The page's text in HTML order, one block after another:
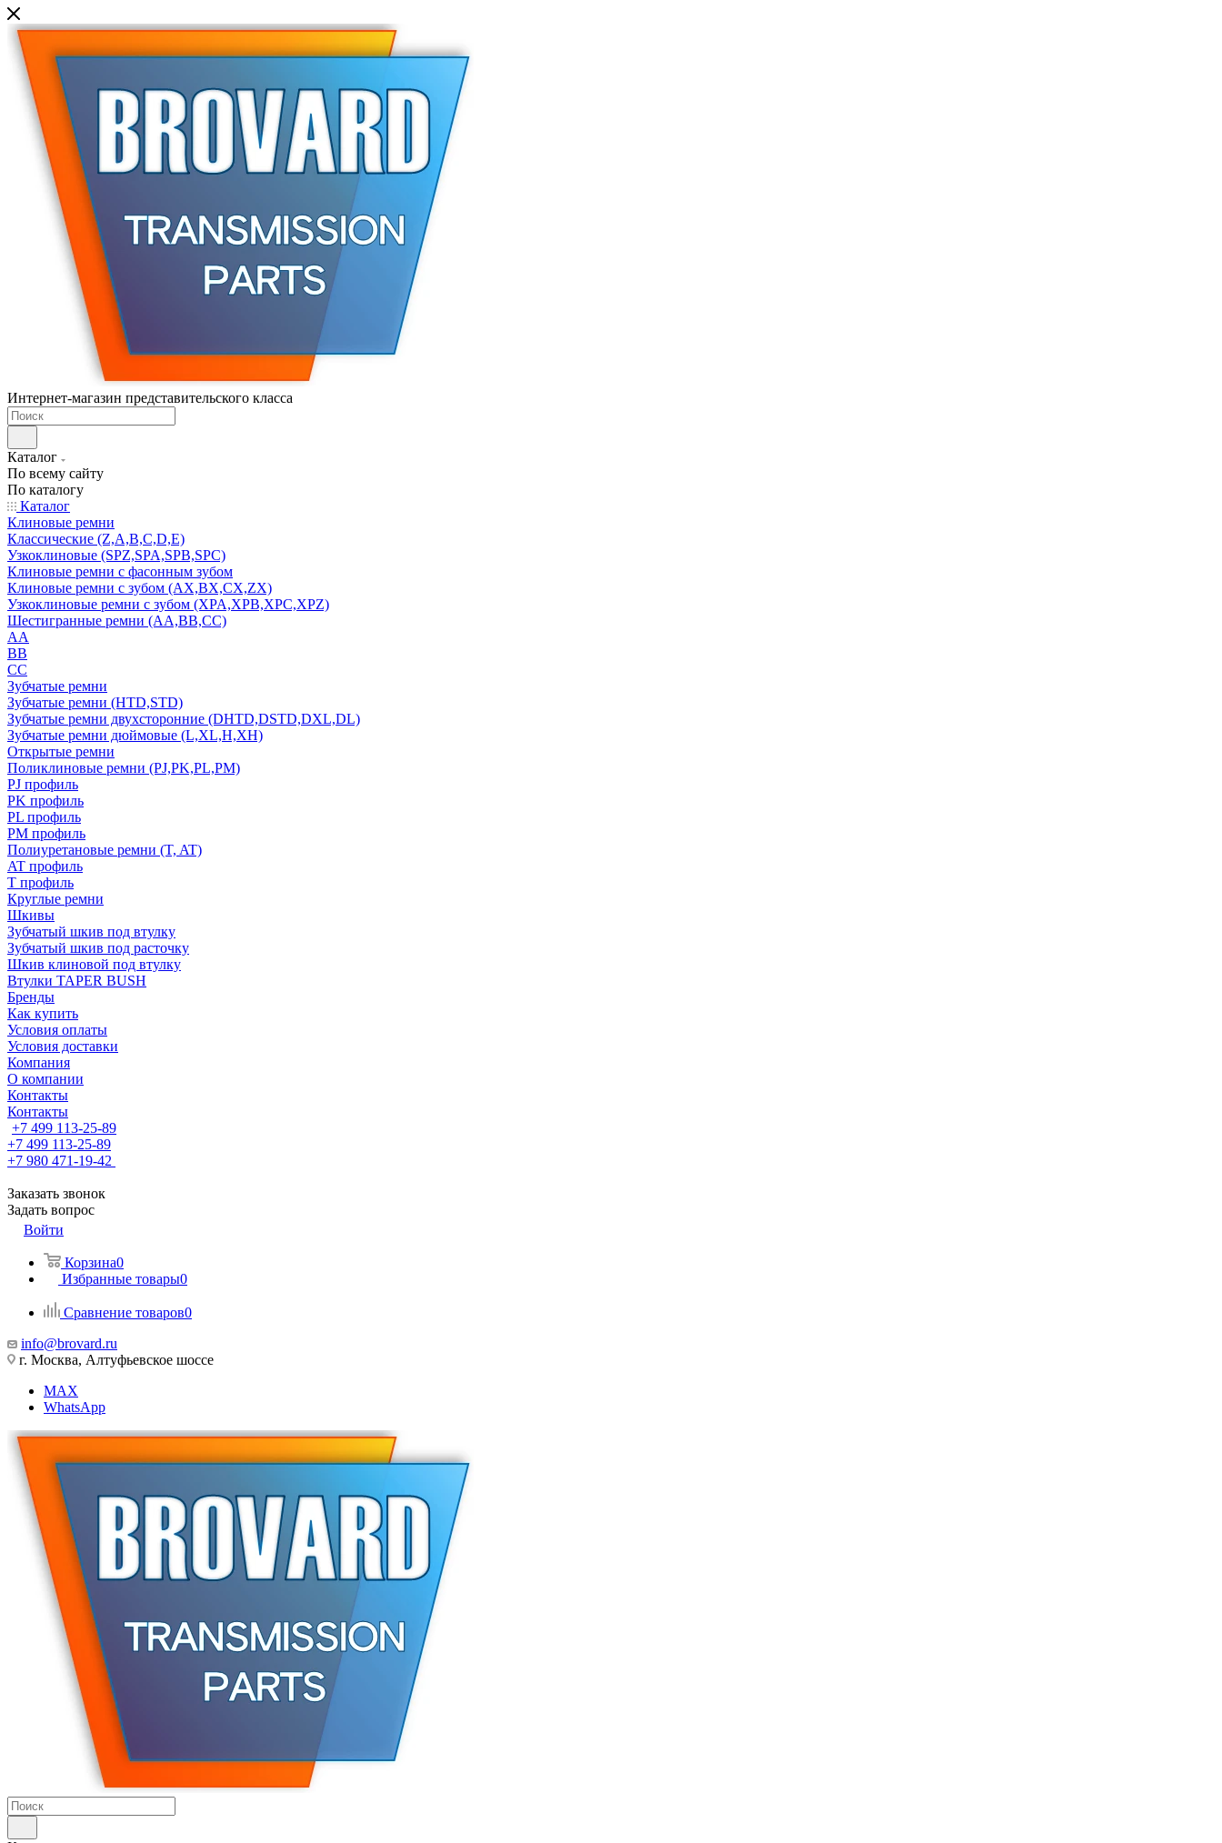
Интернет-магазин представительского класса
Каталог
По всему сайту
По каталогу
Каталог
Клиновые ремни
Классические (Z,A,B,C,D,E)
Узкоклиновые (SPZ,SPA,SPB,SPC)
Клиновые ремни с фасонным зубом
Клиновые ремни с зубом (AX,BX,CX,ZX)
Узкоклиновые ремни с зубом (XPA,XPB,XPC,XPZ)
Шестигранные ремни (AA,BB,CC)
AA
BB
CC
Зубчатые ремни
Зубчатые ремни (HTD,STD)
Зубчатые ремни двухсторонние (DHTD,DSTD,DXL,DL)
Зубчатые ремни дюймовые (L,XL,H,XH)
Открытые ремни
Поликлиновые ремни (PJ,PK,PL,PM)
PJ профиль
PK профиль
PL профиль
PM профиль
Полиуретановые ремни (T, AT)
AT профиль
T профиль
Круглые ремни
Шкивы
Зубчатый шкив под втулку
Зубчатый шкив под расточку
Шкив клиновой под втулку
Втулки TAPER BUSH
Бренды
Как купить
Условия оплаты
Условия доставки
Компания
О компании
Контакты
Контакты
+7 499 113-25-89
+7 499 113-25-89
+7 980 471-19-42
Заказать звонок
Задать вопрос
Войти
Корзина0
Избранные товары0
Сравнение товаров0
info@brovard.ru
г. Москва, Алтуфьевское шоссе
MAX
WhatsApp